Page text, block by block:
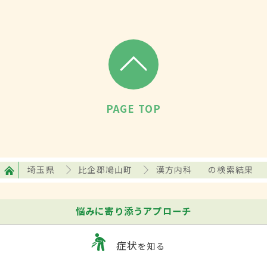
PAGE TOP
埼玉県 比企郡鳩山町 漢方内科 の検索結果
悩みに寄り添うアプローチ
症状を知る